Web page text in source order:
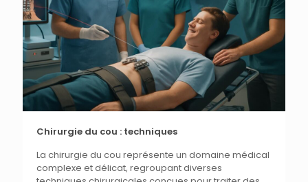
Chirurgie du cou : techniques
La chirurgie du cou représente un domaine médical
complexe et délicat, regroupant diverses